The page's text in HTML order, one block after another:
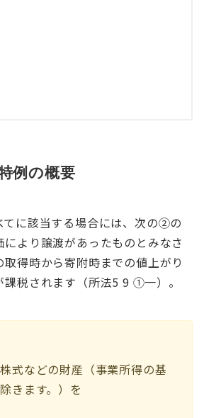
例の概要
に該当する場合には、次の②の
より譲渡があったものとみなさ
得時から寄附時までの値上がり
税されます（所法5 9 ①一）。
式などの財産（事業所得の基
きます。）を